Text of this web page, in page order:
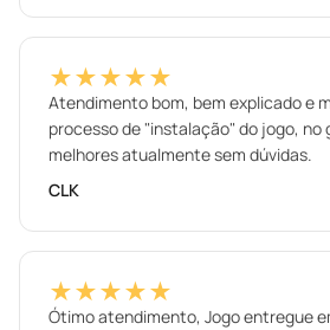
★★★★★
Atendimento bom, bem explicado e
processo de "instalação" do jogo, no
melhores atualmente sem dúvidas.
CLK
★★★★★
Ótimo atendimento, Jogo entregue